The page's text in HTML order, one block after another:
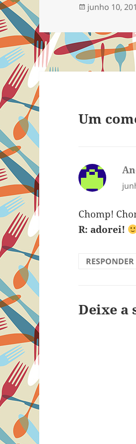
Publicado
junho 10,
Um
Chomp!
R: adorei!
RESPONDER
Deixe a